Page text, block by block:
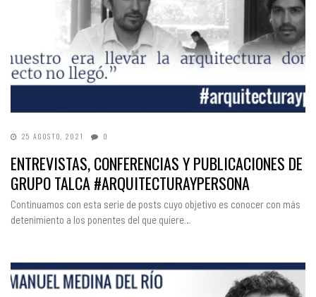
25 AGOSTO, 2021 0
ENTREVISTAS, CONFERENCIAS Y PUBLICACIONES DE
GRUPO TALCA #ARQUITECTURAYPERSONA
Continuamos con esta serie de posts cuyo objetivo es conocer con más
detenimiento a los ponentes del que quiere…